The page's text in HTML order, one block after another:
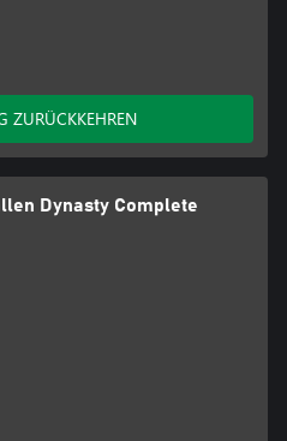
ZURÜCKKEHREN
Dynasty Complete